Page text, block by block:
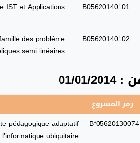
B05620140101
IST et Applications.
B05620140102
des probléme
semi linéaires.
2014
رمز المشروع
B*05620130074
pédagogique adaptatif
ubiquitaire.